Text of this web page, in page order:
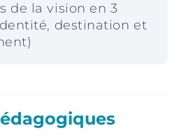
de la vision en 3
destination et